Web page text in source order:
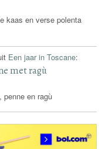
kaas en verse polenta
Een jaar in Toscane:
met ragù
penne en ragù